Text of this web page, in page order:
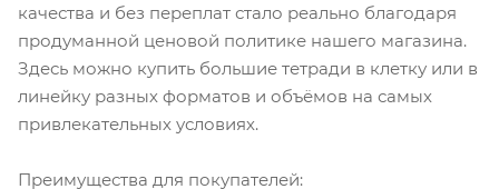
качества и без переплат стало реально благодаря
продуманной ценовой политике нашего магазина.
Здесь можно купить большие тетради в клетку или в
линейку разных форматов и объёмов на самых
привлекательных условиях.
Преимущества для покупателей: